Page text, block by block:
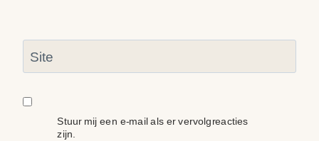
Site
Stuur mij een e-mail als er vervolgreacties
zijn.